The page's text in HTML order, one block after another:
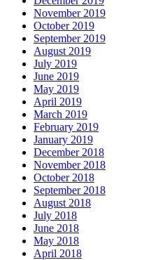
November 2019
October 2019
September 2019
August 2019
July 2019
June 2019
May 2019
April 2019
March 2019
February 2019
January 2019
December 2018
November 2018
October 2018
September 2018
August 2018
July 2018
June 2018
May 2018
April 2018